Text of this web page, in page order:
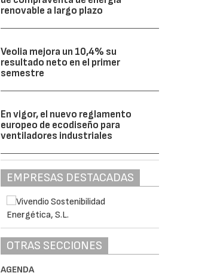
renovable a largo plazo
Veolia mejora un 10,4% su
resultado neto en el primer
semestre
En vigor, el nuevo reglamento
europeo de ecodiseño para
ventiladores industriales
EMPRESAS DESTACADAS
OTRAS SECCIONES
AGENDA